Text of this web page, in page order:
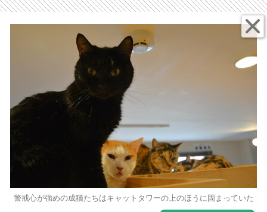
警戒心が強めの成猫たちはキャットタワーの上のほうに固まっていた